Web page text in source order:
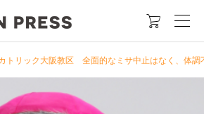

トリック大阪教区 全面的なミサ中止はなく、体